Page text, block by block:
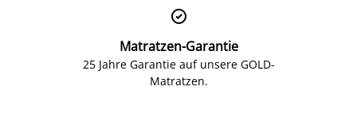

Matratzen-Garantie
25 Jahre Garantie auf unsere GOLD-
Matratzen.